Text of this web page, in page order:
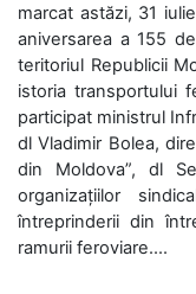
marcat astăzi, 31
aniversarea a 155
teritoriul Republicii
istoria transportului
participat ministrul
dl Vladimir Bolea,
din Moldova”, dl
organizațiilor
întreprinderii din
ramurii feroviare....